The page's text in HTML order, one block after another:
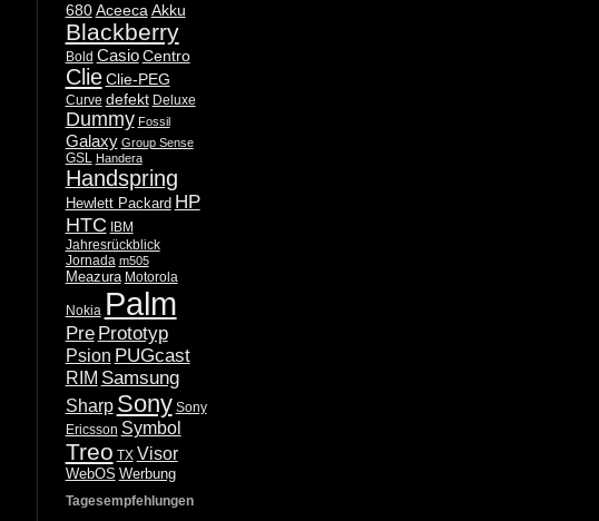
680 Aceeca Akku
Blackberry
Bold Casio Centro
Clie Clie-PEG
Curve defekt Deluxe
Dummy Fossil
Galaxy Group Sense
GSL Handera
Handspring
Hewlett Packard HP
HTC
IBM
Jahresrückblick
Jornada m505
Meazura Motorola
Nokia Palm
Pre Prototyp
Psion PUGcast
RIM Samsung
Sharp Sony Sony
Ericsson Symbol
Treo TX Visor
WebOS Werbung
Tagesempfehlungen